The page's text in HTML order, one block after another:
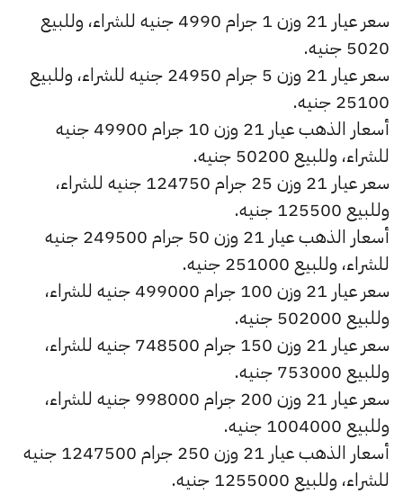
سعر عيار 21 وزن 1 جرام 4990 جنيه للشراء، وللبيع
5020 جنيه.
سعر عيار 21 وزن 5 جرام 24950 جنيه للشراء، وللبيع
25100 جنيه.
أسعار الذهب عيار 21 وزن 10 جرام 49900 جنيه
للشراء، وللبيع 50200 جنيه.
سعر عيار 21 وزن 25 جرام 124750 جنيه للشراء،
وللبيع 125500 جنيه.
أسعار الذهب عيار 21 وزن 50 جرام 249500 جنيه
للشراء، وللبيع 251000 جنيه.
سعر عيار 21 وزن 100 جرام 499000 جنيه للشراء،
وللبيع 502000 جنيه.
سعر عيار 21 وزن 150 جرام 748500 جنيه للشراء،
وللبيع 753000 جنيه.
سعر عيار 21 وزن 200 جرام 998000 جنيه للشراء،
وللبيع 1004000 جنيه.
أسعار الذهب عيار 21 وزن 250 جرام 1247500 جنيه
للشراء، وللبيع 1255000 جنيه.